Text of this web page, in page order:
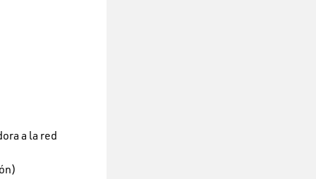
a la red